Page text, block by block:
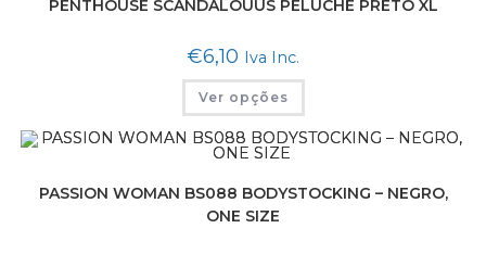
PENTHOUSE SCANDALOUUS PELUCHE PRETO XL
€6,10 Iva Inc.
Ver opções
PASSION WOMAN BS088 BODYSTOCKING – NEGRO,
ONE SIZE